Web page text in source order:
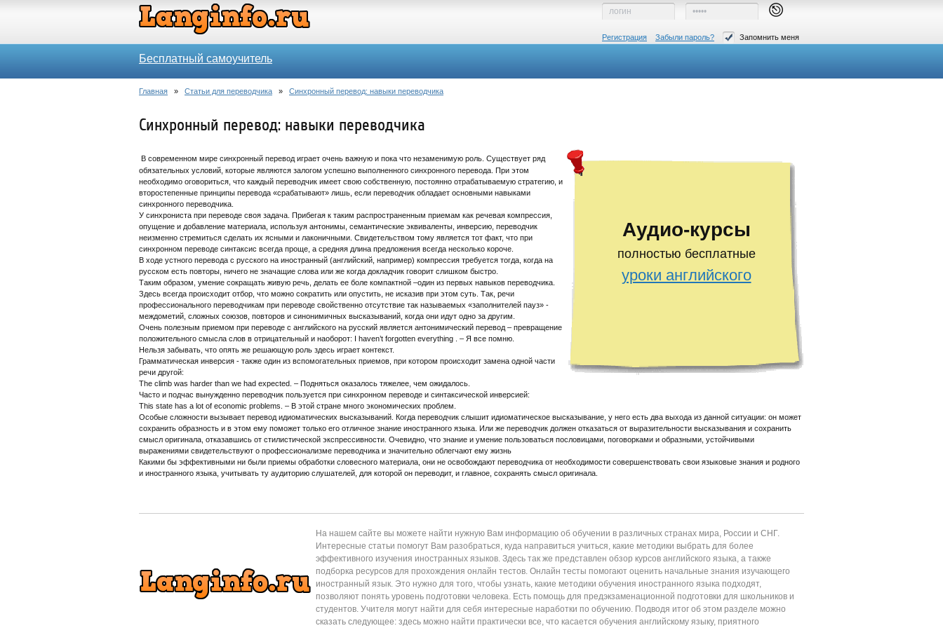
Регистрация Забыли пароль? Запомнить меня
Бесплатный самоучитель
Главная » Статьи для переводчика » Синхронный перевод: навыки переводчика
Синхронный перевод: навыки переводчика
Аудио-курсы
полностью бесплатные
уроки английского
В современном мире синхронный перевод играет очень важную и пока что незаменимую роль. Существует ряд
обязательных условий, которые являются залогом успешно выполненного синхронного перевода. При этом
необходимо оговориться, что каждый переводчик имеет свою собственную, постоянно отрабатываемую стратегию, и
второстепенные принципы перевода «срабатывают» лишь, если переводчик обладает основными навыками
синхронного переводчика.
У синхрониста при переводе своя задача. Прибегая к таким распространенным приемам как речевая компрессия,
опущение и добавление материала, используя антонимы, семантические эквиваленты, инверсию, переводчик
неизменно стремиться сделать их ясными и лаконичными. Свидетельством тому является тот факт, что при
синхронном переводе синтаксис всегда проще, а средняя длина предложения всегда несколько короче.
В ходе устного перевода с русского на иностранный (английский, например) компрессия требуется тогда, когда на
русском есть повторы, ничего не значащие слова или же когда докладчик говорит слишком быстро.
Таким образом, умение сокращать живую речь, делать ее боле компактной –один из первых навыков переводчика.
Здесь всегда происходит отбор, что можно сократить или опустить, не исказив при этом суть. Так, речи
профессионального переводчикам при переводе свойственно отсутствие так называемых «заполнителей пауз» -
междометий, сложных союзов, повторов и синонимичных высказываний, когда они идут одно за другим.
Очень полезным приемом при переводе с английского на русский является антонимический перевод – превращение
положительного смысла слов в отрицательный и наоборот: I haven’t forgotten everything . – Я все помню.
Нельзя забывать, что опять же решающую роль здесь играет контекст.
Грамматическая инверсия - также один из вспомогательных приемов, при котором происходит замена одной части
речи другой:
The climb was harder than we had expected. – Подняться оказалось тяжелее, чем ожидалось.
Часто и подчас вынужденно переводчик пользуется при синхронном переводе и синтаксической инверсией:
This state has a lot of economic problems. – В этой стране много экономических проблем.
Особые сложности вызывает перевод идиоматических высказываний. Когда переводчик слышит идиоматическое высказывание, у него есть два выхода из данной ситуации: он может
сохранить образность и в этом ему поможет только его отличное знание иностранного языка. Или же переводчик должен отказаться от выразительности высказывания и сохранить
смысл оригинала, отказавшись от стилистической экспрессивности. Очевидно, что знание и умение пользоваться пословицами, поговорками и образными, устойчивыми
выражениями свидетельствуют о профессионализме переводчика и значительно облегчают ему жизнь
Какими бы эффективными ни были приемы обработки словесного материала, они не освобождают переводчика от необходимости совершенствовать свои языковые знания и родного
и иностранного языка, учитывать ту аудиторию слушателей, для которой он переводит, и главное, сохранять смысл оригинала.
На нашем сайте вы можете найти нужную Вам информацию об обучении в различных странах мира, России и СНГ.
Интересные статьи помогут Вам разобраться, куда направиться учиться, какие методики выбрать для более
эффективного изучения иностранных языков. Здесь так же представлен обзор курсов английского языка, а также
подборка ресурсов для прохождения онлайн тестов. Онлайн тесты помогают оценить начальные знания изучающего
иностранный язык. Это нужно для того, чтобы узнать, какие методики обучения иностранного языка подходят,
позволяют понять уровень подготовки человека. Есть помощь для предэкзаменационной подготовки для школьников и
студентов. Учителя могут найти для себя интересные наработки по обучению. Подводя итог об этом разделе можно
сказать следующее: здесь можно найти практически все, что касается обучения английскому языку, приятного